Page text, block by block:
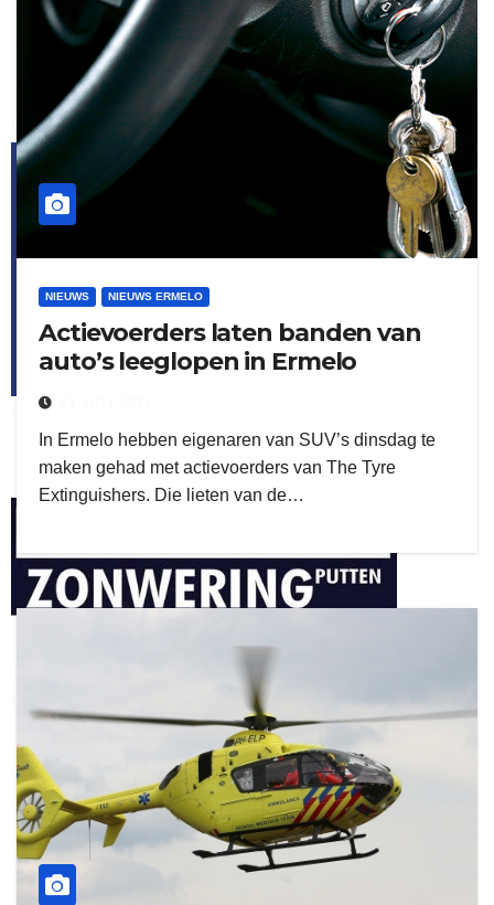
kleijer
flitsmeister
ook adverteren
NIEUWS NIEUWS ERMELO
Actievoerders laten banden van
auto’s leeglopen in Ermelo
In Ermelo hebben eigenaren van SUV’s dinsdag te
maken gehad met actievoerders van The Tyre
Extinguishers. Die lieten van de…